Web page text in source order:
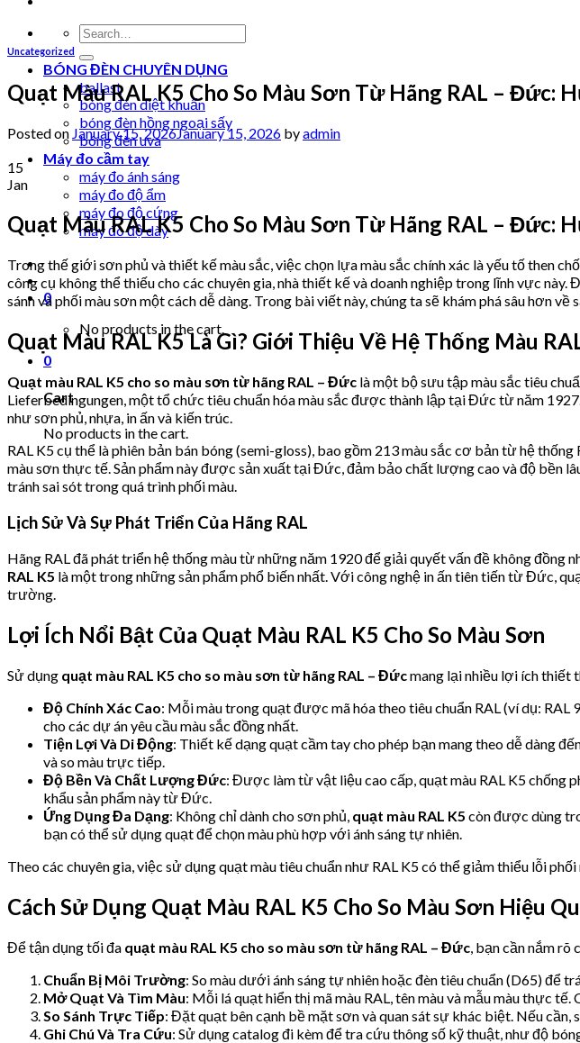
Search
for:
BÓNG ĐÈN CHUYÊN DỤNG
ballast
bóng đèn diệt khuẩn
bóng đèn hồng ngoại sấy
bóng đèn uva
Máy đo cầm tay
máy đo ánh sáng
máy đo độ ẩm
máy đo độ cứng
máy đo độ dày
0
No products in the cart.
0
Cart
No products in the cart.
Uncategorized
Quạt Màu RAL K5 Cho So Màu Sơn Từ Hãng RAL – Đức:
Posted on January 15, 2026January 15, 2026 byadmin
15
Jan
Quạt Màu RAL K5 Cho So Màu Sơn Từ Hãng RAL – Đức:
Trong thế giới sơn phủ và thiết kế màu sắc, việc chọn lựa màu sắc chính xác là yếu tố then
công cụ không thể thiếu cho các chuyên gia, nhà thiết kế và doanh nghiệp trong lĩnh vực
sánh và phối màu sơn một cách dễ dàng. Trong bài viết này, chúng ta sẽ khám phá sâu hơn
Quạt Màu RAL K5 Là Gì? Giới Thiệu Về Hệ Thống Màu
Quạt màu RAL K5 cho so màu sơn từ hãng RAL – Đức là một bộ sưu tập màu sắc tiêu
Lieferbedingungen, một tổ chức tiêu chuẩn hóa màu sắc được thành lập tại Đức từ năm
như sơn phủ, nhựa, in ấn và kiến trúc.
RAL K5 cụ thể là phiên bản bán bóng (semi-gloss), bao gồm 213 màu sắc cơ bản từ hệ
màu sơn thực tế. Sản phẩm này được sản xuất tại Đức, đảm bảo chất lượng cao và độ bền
tránh sai sót trong quá trình phối màu.
Lịch Sử Và Sự Phát Triển Của Hãng RAL
Hãng RAL đã phát triển hệ thống màu từ những năm 1920 để giải quyết vấn đề không đồng
RAL K5 là một trong những sản phẩm phổ biến nhất. Với công nghệ in ấn tiên tiến từ Đức,
trường.
Lợi Ích Nổi Bật Của Quạt Màu RAL K5 Cho So Màu Sơn
Sử dụng quạt màu RAL K5 cho so màu sơn từ hãng RAL – Đứcmang lại nhiều lợi ích thiết
Độ Chính Xác Cao: Mỗi màu trong quạt được mã hóa theo tiêu chuẩn RAL (ví dụ:
cho các dự án yêu cầu màu sắc đồng nhất.
Tiện Lợi Và Di Động: Thiết kế dạng quạt cầm tay cho phép bạn mang theo dễ dàng
và so màu trực tiếp.
Độ Bền Và Chất Lượng Đức: Được làm từ vật liệu cao cấp, quạt màu RAL K5 chống
khẩu sản phẩm này từ Đức.
Ứng Dụng Đa Dạng: Không chỉ dành cho sơn phủ, quạt màu RAL K5 còn được dùng
bạn có thể sử dụng quạt để chọn màu phù hợp với ánh sáng tự nhiên.
Theo các chuyên gia, việc sử dụng quạt màu tiêu chuẩn như RAL K5 có thể giảm thiểu lỗi
Cách Sử Dụng Quạt Màu RAL K5 Cho So Màu Sơn Hiệu
Để tận dụng tối đa quạt màu RAL K5 cho so màu sơn từ hãng RAL – Đức, bạn cần nắm rõ
Chuẩn Bị Môi Trường: So màu dưới ánh sáng tự nhiên hoặc đèn tiêu chuẩn (D65) để
Mở Quạt Và Tìm Màu: Mỗi lá quạt hiển thị mã màu RAL, tên màu và mẫu màu thực
So Sánh Trực Tiếp: Đặt quạt bên cạnh bề mặt sơn và quan sát sự khác biệt. Nếu
Ghi Chú Và Tra Cứu: Sử dụng catalog đi kèm để tra cứu thông số kỹ thuật, như độ